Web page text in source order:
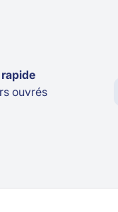
ouvrés